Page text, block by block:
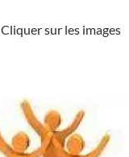
Cliquer sur les images